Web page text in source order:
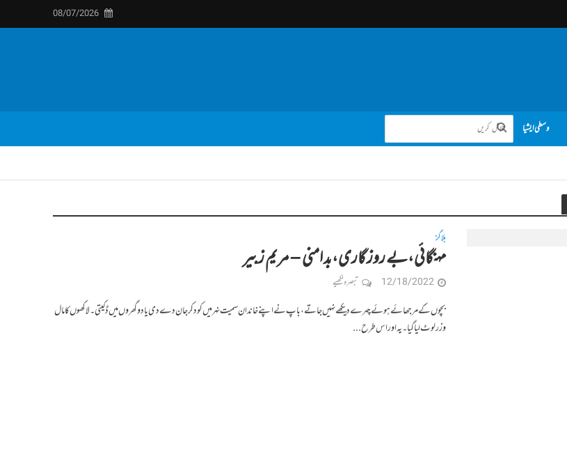
08/07/2026
وسطی ایشیا
بلاگز
مہنگائی،بے روز گاری،بد امنی‎‎ – مریم زبیر
12/18/2022 تبصرہ لکھیے
بچوں کے مرجھائے ہوئے چہرے دیکھے نہیں جاتے،باپ نے اپنے خاندان سمیت نہر میں کود کر جان دے دی یا دو گھروں میں ڈکیتی۔لاکھوں کا مال
و زر لوٹ لیا گیا۔یہ اور اس طرح...